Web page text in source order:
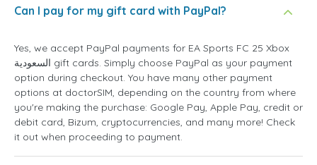
Can I pay for my gift card with PayPal?
Yes, we accept PayPal payments for EA Sports FC 25 Xbox
السعودية gift cards. Simply choose PayPal as your payment
option during checkout. You have many other payment
options at doctorSIM, depending on the country from where
you're making the purchase: Google Pay, Apple Pay, credit or
debit card, Bizum, cryptocurrencies, and many more! Check
it out when proceeding to payment.